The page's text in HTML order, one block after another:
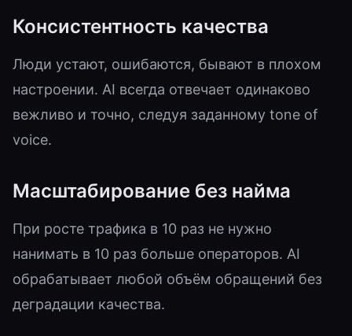
Консистентность качества
Люди устают, ошибаются, бывают в плохом
настроении. AI всегда отвечает одинаково
вежливо и точно, следуя заданному tone of
voice.
Масштабирование без найма
При росте трафика в 10 раз не нужно
нанимать в 10 раз больше операторов. AI
обрабатывает любой объём обращений без
деградации качества.